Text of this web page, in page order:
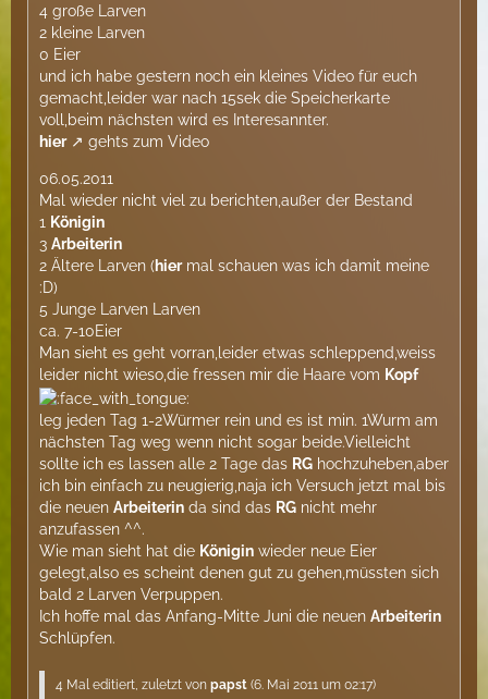
4 große Larven
2 kleine Larven
0 Eier
und ich habe gestern noch ein kleines Video für euch
gemacht,leider war nach 15sek die Speicherkarte
voll,beim nächsten wird es Interesannter.
hier
gehts zum Video
06.05.2011
Mal wieder nicht viel zu berichten,außer der Bestand
1 Königin
3 Arbeiterin
2 Ältere Larven (hiermal schauen was ich damit meine
:D)
5 Junge Larven Larven
ca. 7-10Eier
Man sieht es geht vorran,leider etwas schleppend,weiss
leider nicht wieso,die fressen mir die Haare vom Kopf
leg jeden Tag 1-2Würmer rein und es ist min. 1Wurm am
nächsten Tag weg wenn nicht sogar beide.Vielleicht
sollte ich es lassen alle 2 Tage das RG hochzuheben,aber
ich bin einfach zu neugierig,naja ich Versuch jetzt mal bis
die neuen Arbeiterin da sind das RG nicht mehr
anzufassen ^^.
Wie man sieht hat die Königin wieder neue Eier
gelegt,also es scheint denen gut zu gehen,müssten sich
bald 2 Larven Verpuppen.
Ich hoffe mal das Anfang-Mitte Juni die neuen Arbeiterin
Schlüpfen.
4 Mal editiert, zuletzt von papst (6. Mai 2011 um 02:17)